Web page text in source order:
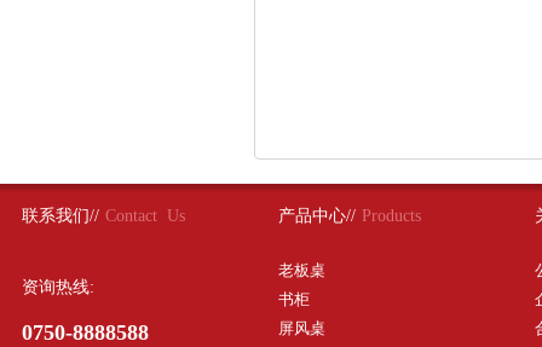
联系我们// Contact Us
资询热线:
0750-8888588
产品中心// Products
老板桌
书柜
屏风桌